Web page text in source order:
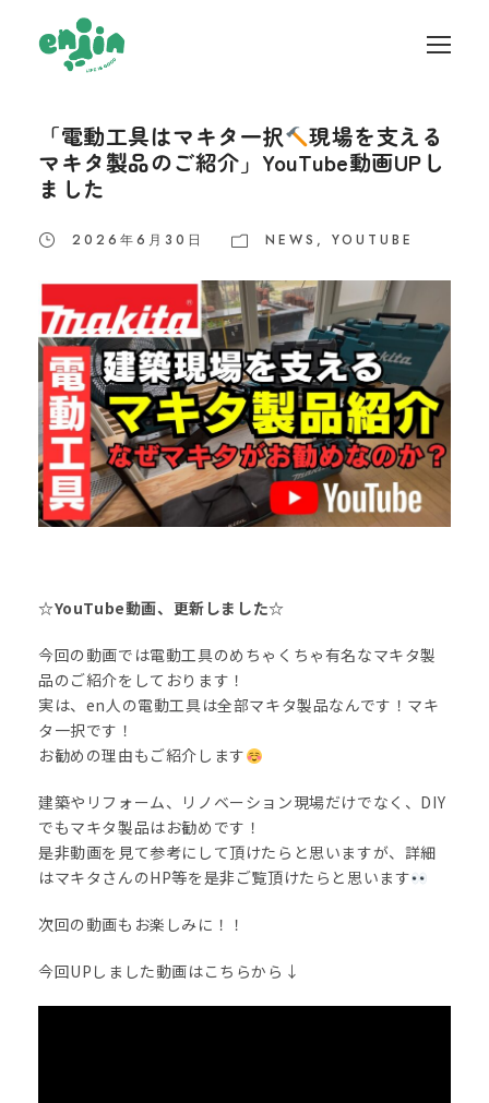
「電動工具はマキタ一択
現場を支える
マキタ製品のご紹介」YouTube動画UPし
ました
2026年6月30日 NEWS , YOUTUBE
☆YouTube動画、更新しました☆
今回の動画では電動工具のめちゃくちゃ有名なマキタ製
品のご紹介をしております！
実は、en人の電動工具は全部マキタ製品なんです！マキ
タ一択です！
お勧めの理由もご紹介します
建築やリフォーム、リノベーション現場だけでなく、DIY
でもマキタ製品はお勧めです！
是非動画を見て参考にして頂けたらと思いますが、詳細
はマキタさんのHP等を是非ご覧頂けたらと思います
次回の動画もお楽しみに！！
今回UPしました動画はこちらから↓